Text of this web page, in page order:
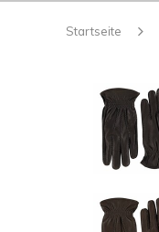
Startseite